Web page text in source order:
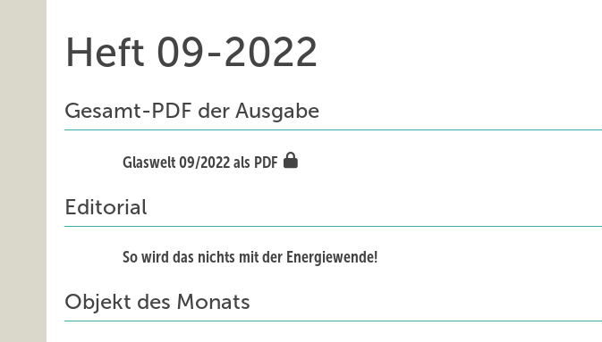
Heft 09-2022
Gesamt-PDF der Ausgabe
Glaswelt 09/2022 als PDF
Editorial
So wird das nichts mit der Energiewende!
Objekt des Monats